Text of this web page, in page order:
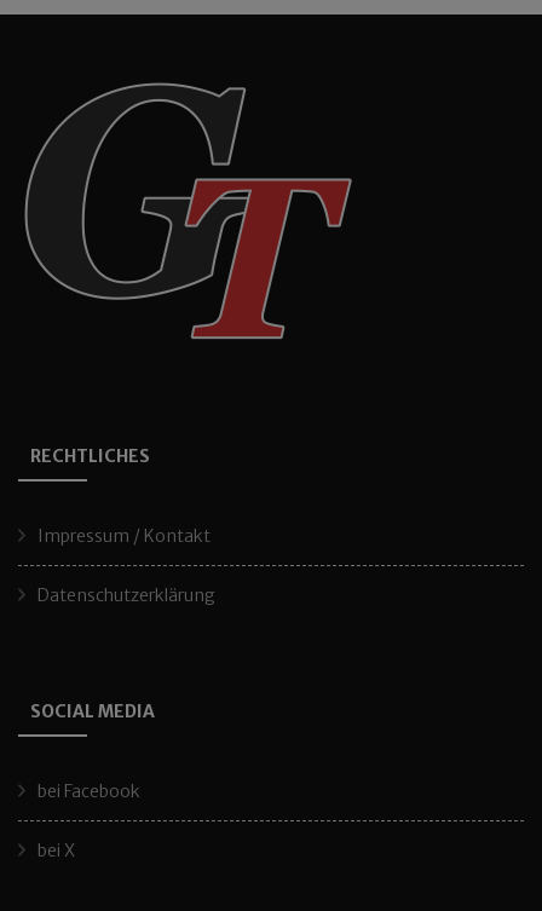
RECHTLICHES
Impressum / Kontakt
Datenschutzerklärung
SOCIAL MEDIA
bei Facebook
bei X